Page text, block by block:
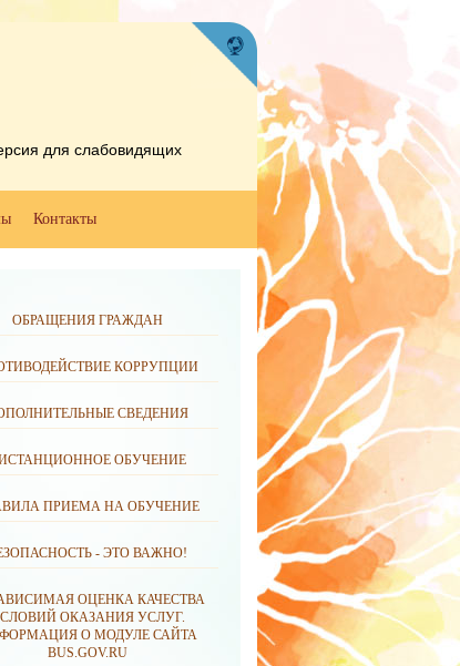
ОБРАЩЕНИЯ ГРАЖДАН
КОРРУПЦИИ
СВЕДЕНИЯ
ОБУЧЕНИЕ
ПРИЕМА НА ОБУЧЕНИЕ
- ЭТО ВАЖНО!
ОЦЕНКА КАЧЕСТВА
ОКАЗАНИЯ УСЛУГ.
О МОДУЛЕ САЙТА
BUS.GOV.RU
для слабовидящих
Контакты